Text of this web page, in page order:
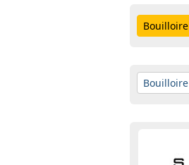
Bouilloire
Bouilloire